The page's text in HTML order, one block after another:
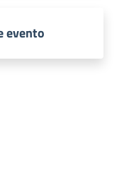
evento